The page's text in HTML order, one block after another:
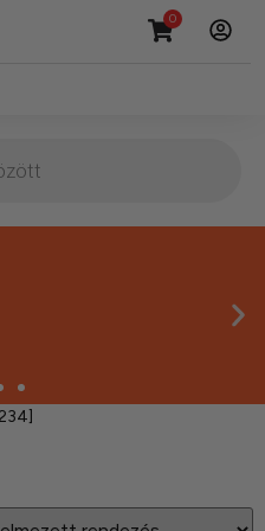
0
termékek
olyan termékek